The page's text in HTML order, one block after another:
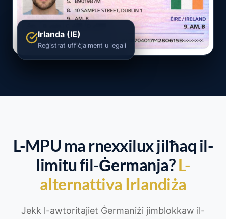
Irlanda (IE)
Reġistrat uffiċjalment u legali
L-MPU ma rnexxilux jilħaq il-
limitu fil-Ġermanja?L-
alternattiva Irlandiża
Jekk l-awtoritajiet Ġermaniżi jimblokkaw il-